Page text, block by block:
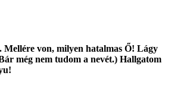
Mellére von, milyen hatalmas Ő! Lágy
még nem tudom a nevét.) Hallgatom